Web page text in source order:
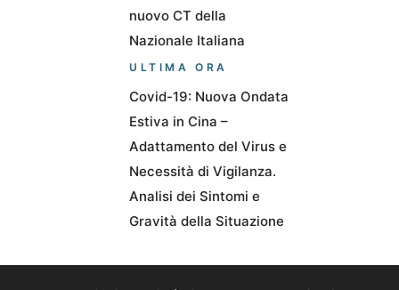
nuovo CT della
Nazionale Italiana
ULTIMA ORA
Covid-19: Nuova Ondata
Estiva in Cina –
Adattamento del Virus e
Necessità di Vigilanza.
Analisi dei Sintomi e
Gravità della Situazione